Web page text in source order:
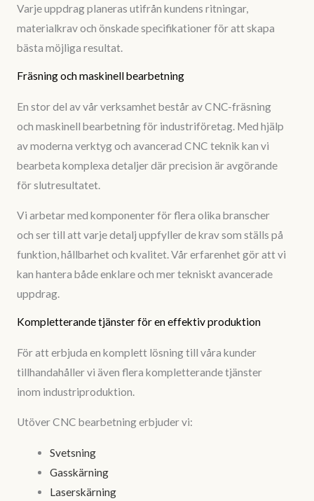
Varje uppdrag planeras utifrån kundens ritningar,
materialkrav och önskade specifikationer för att skapa
bästa möjliga resultat.
Fräsning och maskinell bearbetning
En stor del av vår verksamhet består av CNC-fräsning
och maskinell bearbetning för industriföretag. Med hjälp
av moderna verktyg och avancerad CNC teknik kan vi
bearbeta komplexa detaljer där precision är avgörande
för slutresultatet.
Vi arbetar med komponenter för flera olika branscher
och ser till att varje detalj uppfyller de krav som ställs på
funktion, hållbarhet och kvalitet. Vår erfarenhet gör att vi
kan hantera både enklare och mer tekniskt avancerade
uppdrag.
Kompletterande tjänster för en effektiv produktion
För att erbjuda en komplett lösning till våra kunder
tillhandahåller vi även flera kompletterande tjänster
inom industriproduktion.
Utöver CNC bearbetning erbjuder vi:
Svetsning
Gasskärning
Laserskärning